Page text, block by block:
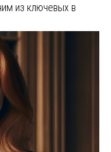
из ключевых в